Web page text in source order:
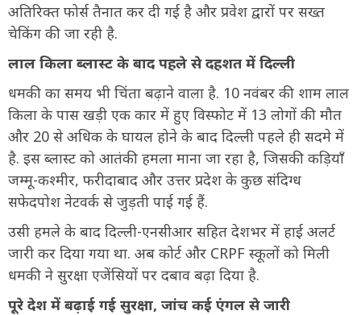
अतिरिक्त फोर्स तैनात कर दी गई है और प्रवेश द्वारों पर सख्त
चेकिंग की जा रही है.
लाल किला ब्लास्ट के बाद पहले से दहशत में दिल्ली
धमकी का समय भी चिंता बढ़ाने वाला है. 10 नवंबर की शाम लाल
किला के पास खड़ी एक कार में हुए विस्फोट में 13 लोगों की मौत
और 20 से अधिक के घायल होने के बाद दिल्ली पहले ही सदमे में
है. इस ब्लास्ट को आतंकी हमला माना जा रहा है, जिसकी कड़ियाँ
जम्मू-कश्मीर, फरीदाबाद और उत्तर प्रदेश के कुछ संदिग्ध
सफेदपोश नेटवर्क से जुड़ती पाई गई हैं.
उसी हमले के बाद दिल्ली-एनसीआर सहित देशभर में हाई अलर्ट
जारी कर दिया गया था. अब कोर्ट और CRPF स्कूलों को मिली
धमकी ने सुरक्षा एजेंसियों पर दबाव बढ़ा दिया है.
पूरे देश में बढ़ाई गई सुरक्षा, जांच कई एंगल से जारी